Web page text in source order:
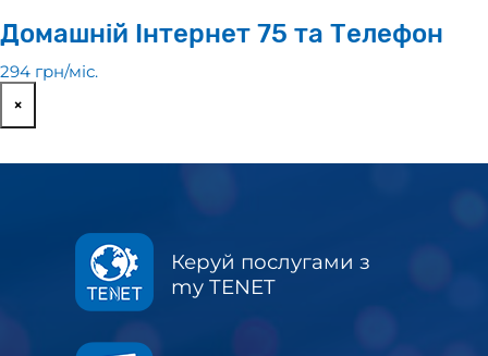
Домашній Інтернет 75 та Телефон
294 грн/мiс.
×
Керуй послугами з
my TENET